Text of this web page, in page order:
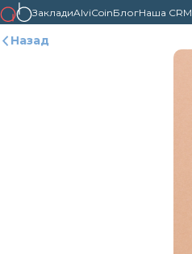
ЗакладиAlviCoinБлогНаша CRM
Назад